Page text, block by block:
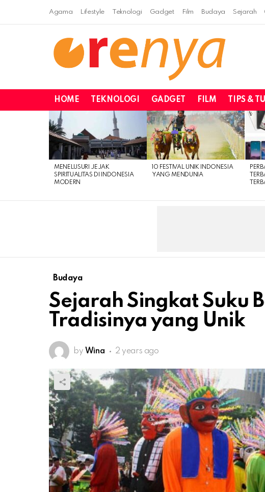
Agama Lifestyle Teknologi Gadget Film Budaya Sejarah
HOME TEKNOLOGI GADGET FILM TIPS &
LATEST
STORIES
MENELUSURI JEJAK
SPIRITUALITAS DI INDONESIA
MODERN
10 FESTIVAL UNIK INDONESIA
YANG MENDUNIA
Budaya
Sejarah Singkat Suku
Tradisinya yang Unik
by Wina 2 years ago